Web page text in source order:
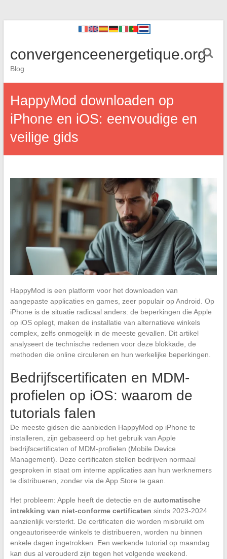
convergenceenergetique.org
Blog
HappyMod downloaden op
iPhone en iOS: eenvoudige en
veilige gids
HappyMod is een platform voor het downloaden van
aangepaste applicaties en games, zeer populair op Android. Op
iPhone is de situatie radicaal anders: de beperkingen die Apple
op iOS oplegt, maken de installatie van alternatieve winkels
complex, zelfs onmogelijk in de meeste gevallen. Dit artikel
analyseert de technische redenen voor deze blokkade, de
methoden die online circuleren en hun werkelijke beperkingen.
Bedrijfscertificaten en MDM-
profielen op iOS: waarom de
tutorials falen
De meeste gidsen die aanbieden HappyMod op iPhone te
installeren, zijn gebaseerd op het gebruik van Apple
bedrijfscertificaten of MDM-profielen (Mobile Device
Management). Deze certificaten stellen bedrijven normaal
gesproken in staat om interne applicaties aan hun werknemers
te distribueren, zonder via de App Store te gaan.
Het probleem: Apple heeft de detectie en de automatische
intrekking van niet-conforme certificaten sinds 2023-2024
aanzienlijk versterkt. De certificaten die worden misbruikt om
ongeautoriseerde winkels te distribueren, worden nu binnen
enkele dagen ingetrokken. Een werkende tutorial op maandag
kan dus al verouderd zijn tegen het volgende weekend.